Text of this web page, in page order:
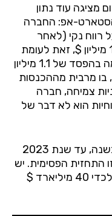
מציגה עוד נתון
אפ: החברה
רווח נקי (לאחר
מיסים וניכוי עלויות תפעול) של 15.3 מיליון $, זאת לעומת
אותו הרבעון לשנה שעברה בה סיימה בהפסד של 1.1 מיליון
מרבית מההכנסות
צמיחה, חברה
הוא לא דבר של
שוק שיחות-הווידאו צומח בכ-8% בשנה, עד שנת 2023
$, וזו התחזית הפסימית. יש
אנליסטים המעריכים שהשוק יגדל לכדי 40 מיליארד $